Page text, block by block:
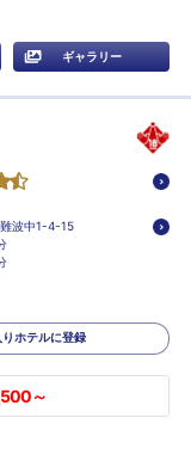
ギャラリー
波中1-4-15
りホテルに登録
～